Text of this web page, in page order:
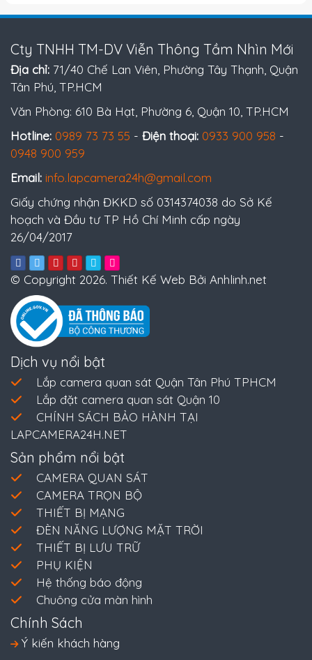
Cty TNHH TM-DV Viễn Thông Tầm Nhìn Mới
Địa chỉ: 71/40 Chế Lan Viên, Phường Tây Thạnh, Quận
Tân Phú, TP.HCM
Văn Phòng: 610 Bà Hạt, Phường 6, Quận 10, TP.HCM
Hotline: 0989 73 73 55 - Điện thoại: 0933 900 958 -
0948 900 959
Email: info.lapcamera24h@gmail.com
Giấy chứng nhận ĐKKD số 0314374038 do Sở Kế
hoạch và Đầu tư TP Hồ Chí Minh cấp ngày
26/04/2017
© Copyright 2026. Thiết Kế Web Bởi Anhlinh.net
Dịch vụ nổi bật
Lắp camera quan sát Quận Tân Phú TPHCM
Lắp đặt camera quan sát Quận 10
CHÍNH SÁCH BẢO HÀNH TẠI
LAPCAMERA24H.NET
Sản phẩm nổi bật
CAMERA QUAN SÁT
CAMERA TRỌN BỘ
THIẾT BỊ MẠNG
ĐÈN NĂNG LƯỢNG MẶT TRỜI
THIẾT BỊ LƯU TRỮ
PHỤ KIỆN
Hệ thống báo động
Chuông cửa màn hình
Chính Sách
Ý kiến khách hàng